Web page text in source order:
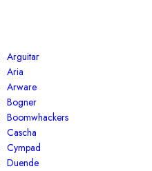
Arguitar
Aria
Arware
Bogner
Boomwhackers
Cascha
Cympad
Duende